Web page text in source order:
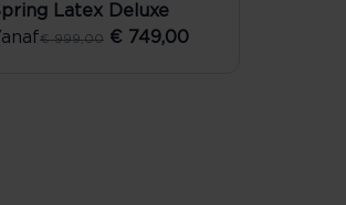
Latex Deluxe
€ 999,00 € 749,00